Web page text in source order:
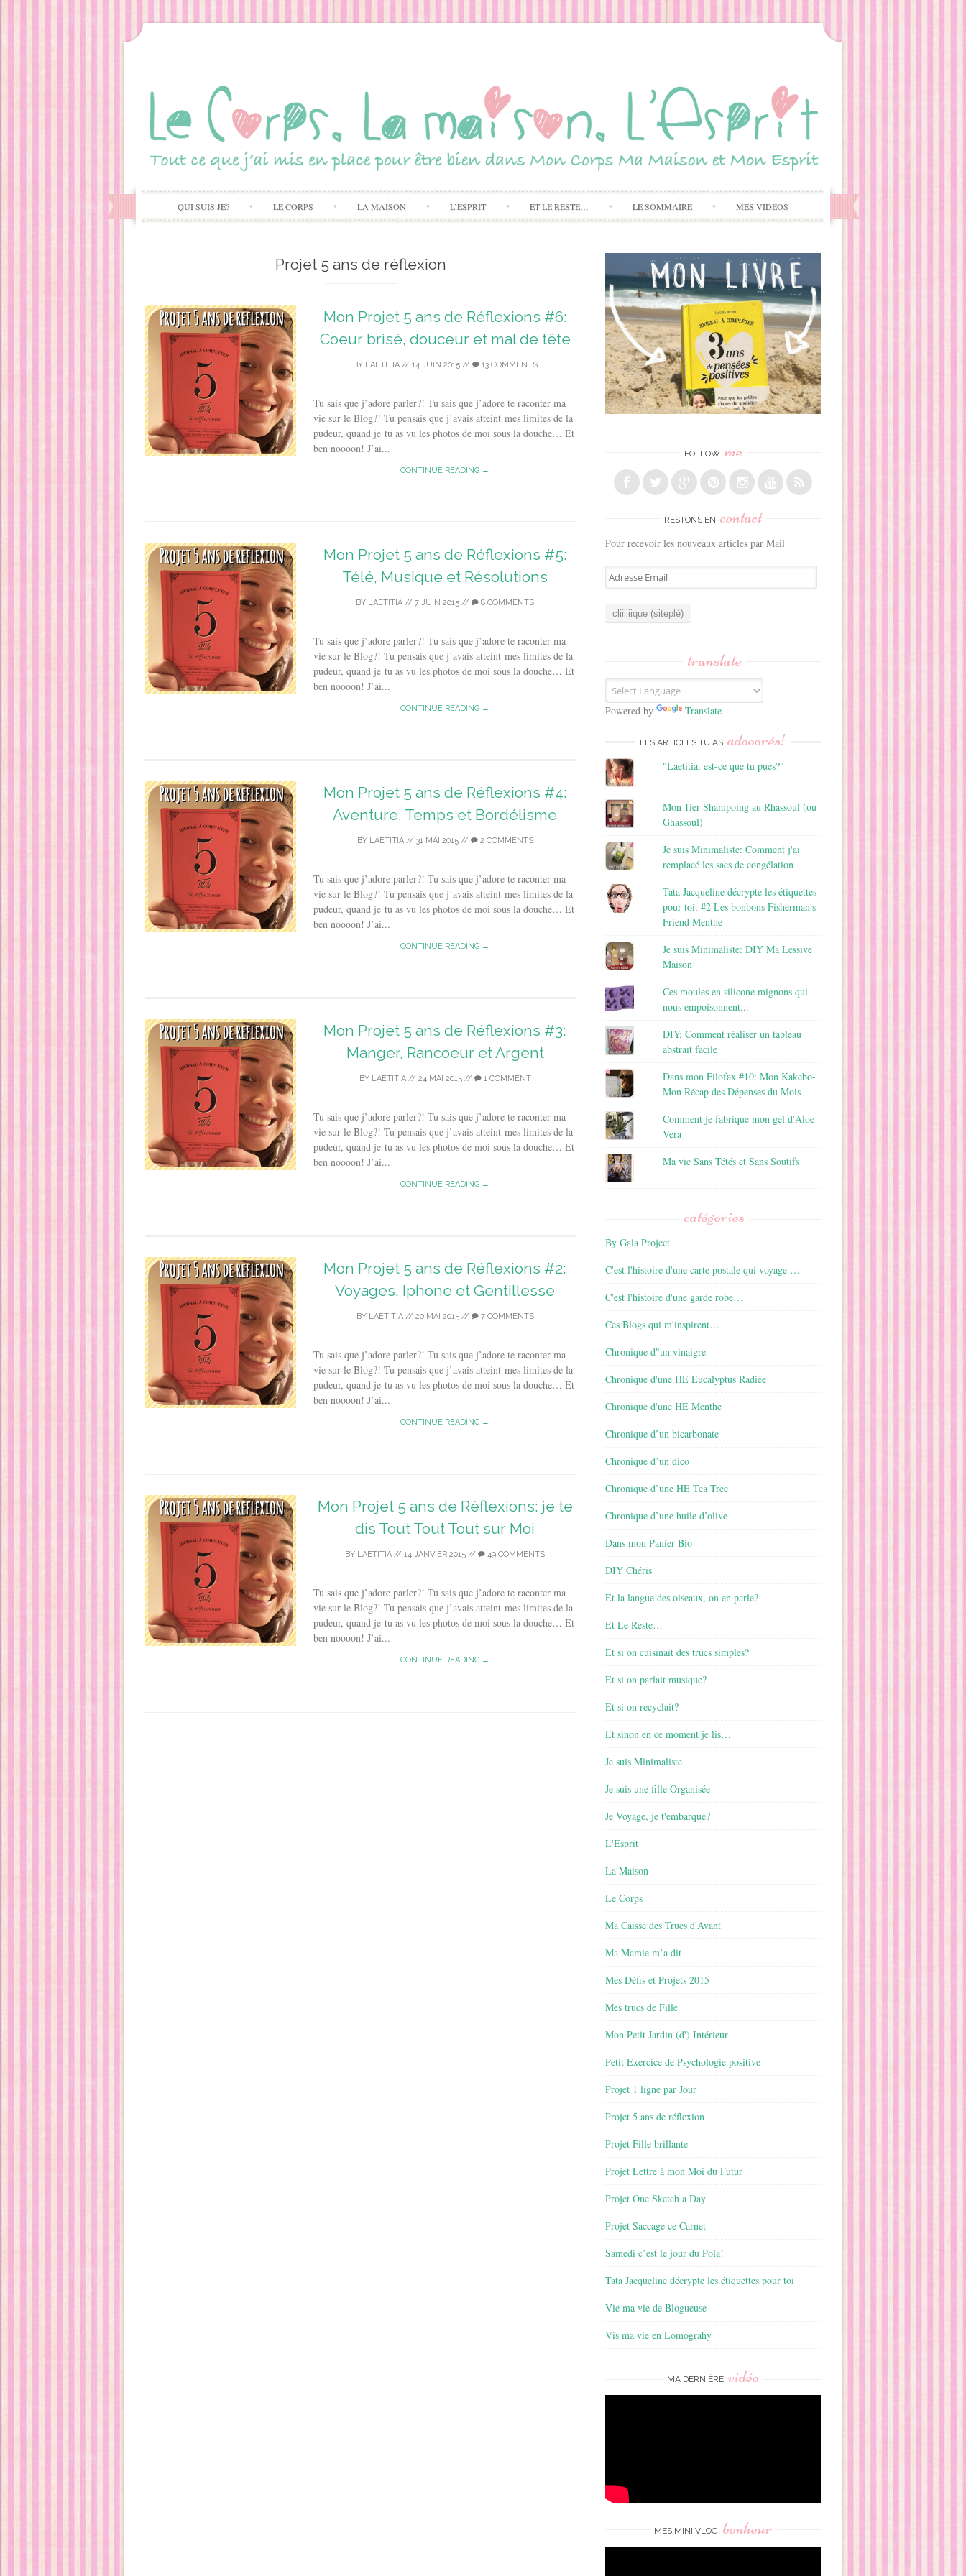
QUI SUIS JE? LE CORPS LA MAISON L’ESPRIT ET LE RESTE… LE SOMMAIRE MES VIDÉOS
Projet 5 ans de réflexion
Mon Projet 5 ans de Réflexions #6:
Coeur brisé, douceur et mal de tête
BY LAETITIA// 14 JUIN 2015// 13 COMMENTS
Tu sais que j’adore parler?! Tu sais que j’adore te raconter ma
vie sur le Blog?! Tu pensais que j’avais atteint mes limites de la
pudeur, quand je tu as vu les photos de moi sous la douche… Et
ben noooon! J’ai...
CONTINUE READING →
Mon Projet 5 ans de Réflexions #5:
Télé, Musique et Résolutions
BY LAETITIA // 7 JUIN 2015 // 8 COMMENTS
Tu sais que j’adore parler?! Tu sais que j’adore te raconter ma
vie sur le Blog?! Tu pensais que j’avais atteint mes limites de la
pudeur, quand je tu as vu les photos de moi sous la douche… Et
ben noooon! J’ai...
CONTINUE READING →
Mon Projet 5 ans de Réflexions #4:
Aventure, Temps et Bordélisme
BY LAETITIA// 31 MAI 2015// 2 COMMENTS
Tu sais que j’adore parler?! Tu sais que j’adore te raconter ma
vie sur le Blog?! Tu pensais que j’avais atteint mes limites de la
pudeur, quand je tu as vu les photos de moi sous la douche… Et
ben noooon! J’ai...
CONTINUE READING →
Mon Projet 5 ans de Réflexions #3:
Manger, Rancoeur et Argent
BY LAETITIA// 24 MAI 2015// 1 COMMENT
Tu sais que j’adore parler?! Tu sais que j’adore te raconter ma
vie sur le Blog?! Tu pensais que j’avais atteint mes limites de la
pudeur, quand je tu as vu les photos de moi sous la douche… Et
ben noooon! J’ai...
CONTINUE READING →
Mon Projet 5 ans de Réflexions #2:
Voyages, Iphone et Gentillesse
BY LAETITIA// 20 MAI 2015// 7 COMMENTS
Tu sais que j’adore parler?! Tu sais que j’adore te raconter ma
vie sur le Blog?! Tu pensais que j’avais atteint mes limites de la
pudeur, quand je tu as vu les photos de moi sous la douche… Et
ben noooon! J’ai...
CONTINUE READING →
Mon Projet 5 ans de Réflexions: je te
dis Tout Tout Tout sur Moi
BY LAETITIA // 14 JANVIER 2015 // 49 COMMENTS
Tu sais que j’adore parler?! Tu sais que j’adore te raconter ma
vie sur le Blog?! Tu pensais que j’avais atteint mes limites de la
pudeur, quand je tu as vu les photos de moi sous la douche… Et
ben noooon! J’ai...
CONTINUE READING →
FOLLOW me
RESTONS EN contact
Pour recevoir les nouveaux articles par Mail
A
d
E
m
a
translate
Powered by Translate
LES ARTICLES TU AS adooorés!
"Laetitia, est-ce que tu pues?"
Mon 1ier Shampoing au Rhassoul (ou
Ghassoul)
Je suis Minimaliste: Comment j'ai
remplacé les sacs de congélation
Tata Jacqueline décrypte les étiquettes
pour toi: #2 Les bonbons Fisherman's
Friend Menthe
Je suis Minimaliste: DIY Ma Lessive
Maison
Ces moules en silicone mignons qui
nous empoisonnent...
DIY: Comment réaliser un tableau
abstrait facile
Dans mon Filofax #10: Mon Kakebo-
Mon Récap des Dépenses du Mois
Comment je fabrique mon gel d'Aloe
Vera
Ma vie Sans Tétés et Sans Soutifs
catégories
By Gala Project
C'est l'histoire d'une carte postale qui voyage …
C'est l'histoire d'une garde robe…
Ces Blogs qui m'inspirent…
Chronique d"un vinaigre
Chronique d'une HE Eucalyptus Radiée
Chronique d'une HE Menthe
Chronique d’un bicarbonate
Chronique d’un dico
Chronique d’une HE Tea Tree
Chronique d’une huile d’olive
Dans mon Panier Bio
DIY Chéris
Et la langue des oiseaux, on en parle?
Et Le Reste…
Et si on cuisinait des trucs simples?
Et si on parlait musique?
Et si on recyclait?
Et sinon en ce moment je lis…
Je suis Minimaliste
Je suis une fille Organisée
Je Voyage, je t'embarque?
L'Esprit
La Maison
Le Corps
Ma Caisse des Trucs d'Avant
Ma Mamie m’a dit
Mes Défis et Projets 2015
Mes trucs de Fille
Mon Petit Jardin (d') Intérieur
Petit Exercice de Psychologie positive
Projet 1 ligne par Jour
Projet 5 ans de réflexion
Projet Fille brillante
Projet Lettre à mon Moi du Futur
Projet One Sketch a Day
Projet Saccage ce Carnet
Samedi c’est le jour du Pola!
Tata Jacqueline décrypte les étiquettes pour toi
Vie ma vie de Blogueuse
Vis ma vie en Lomograhy
MA DERNIÈRE vidéo
MES MINI VLOG bonheur